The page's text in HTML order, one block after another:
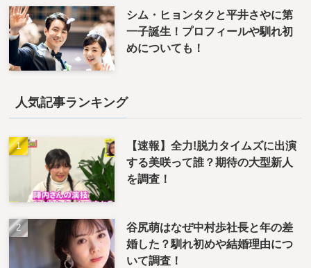
シム・ヒョンタクと平井さやに第
一子誕生！プロフィールや馴れ初
めについても！
人気記事ランキング
【速報】全力!脱力タイムズに出演
する美咲って誰？期待の大型新人
を調査！
谷尻萌はなぜ中村歩社長と年の差
婚した？馴れ初めや結婚理由につ
いて調査！